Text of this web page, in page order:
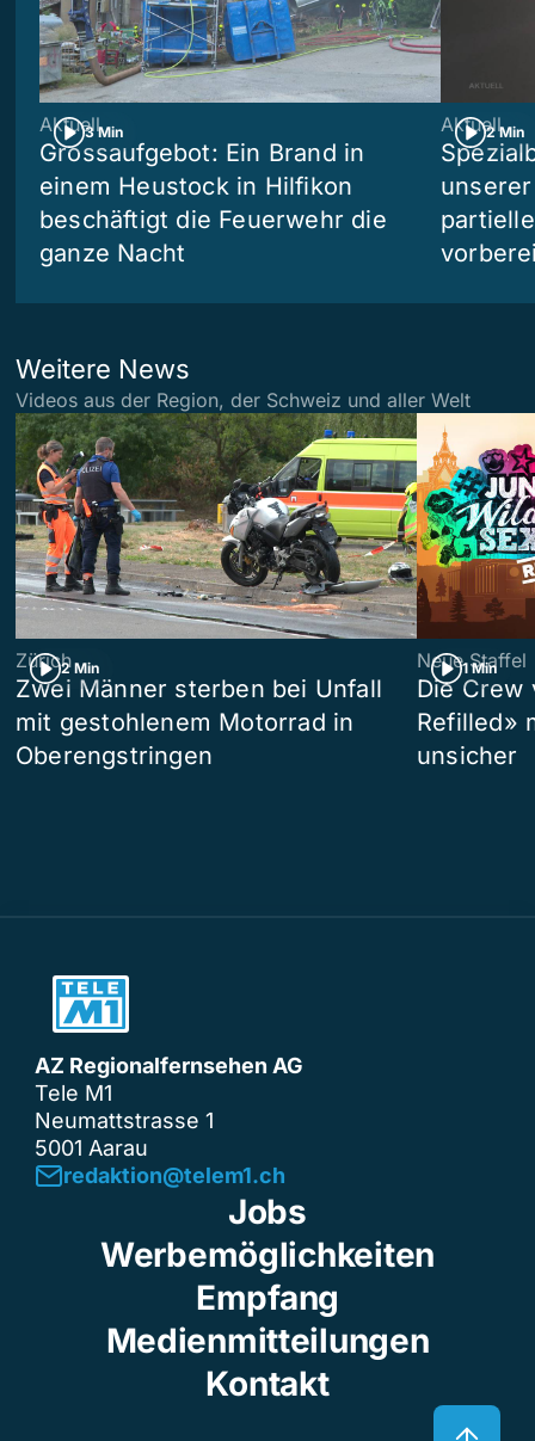
3 Min
Aktuell
Grossaufgebot: Ein Brand in
einem Heustock in Hilfikon
beschäftigt die Feuerwehr die
ganze Nacht
2 Min
Aktuell
Weitere News
Videos aus der Region, der Schweiz und aller Welt
2 Min
Zürich
Zwei Männer sterben bei Unfall
mit gestohlenem Motorrad in
Oberengstringen
1 Min
Neue Staffel
Die Crew
Refilled»
unsicher
AZ Regionalfernsehen AG
Tele M1
Neumattstrasse 1
5001 Aarau
redaktion@telem1.ch
Jobs
Werbemöglichkeiten
Empfang
Medienmitteilungen
Kontakt